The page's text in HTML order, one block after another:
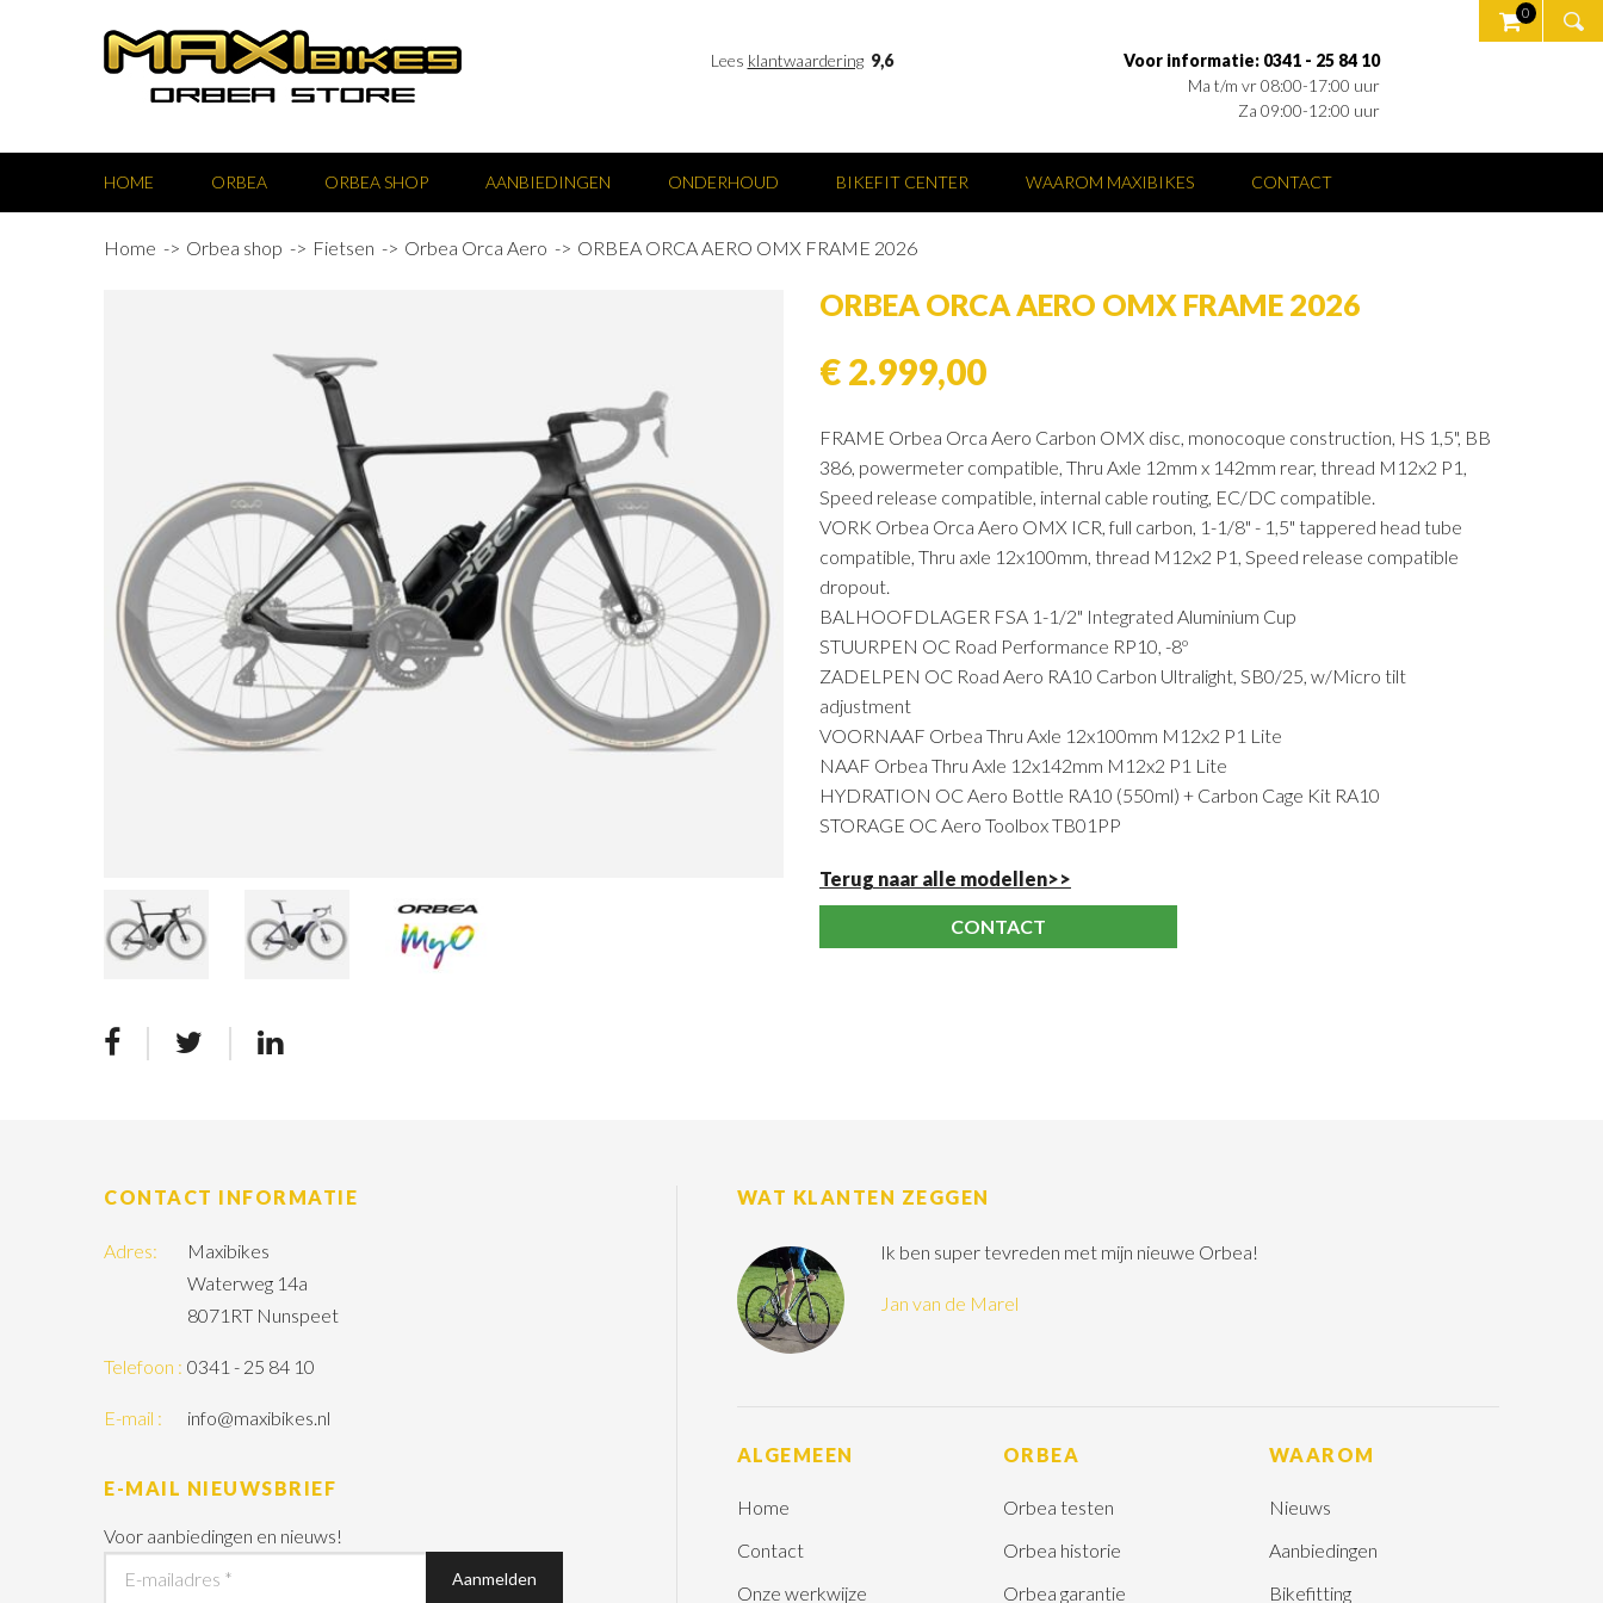
Lees klantwaardering 9,6
Voor informatie: 0341 - 25 84 10
Ma t/m vr 08:00-17:00 uur
Za 09:00-12:00 uur
0
HOME ORBEA ORBEA SHOP AANBIEDINGEN ONDERHOUD BIKEFIT CENTER WAAROM MAXIBIKES CONTACT
Home Orbea shop Fietsen Orbea Orca Aero ORBEA ORCA AERO OMX FRAME 2026
ORBEA ORCA AERO OMX FRAME 2026
€ 2.999,00
FRAME Orbea Orca Aero Carbon OMX disc, monocoque construction, HS 1,5", BB
386, powermeter compatible, Thru Axle 12mm x 142mm rear, thread M12x2 P1,
Speed release compatible, internal cable routing, EC/DC compatible.
VORK Orbea Orca Aero OMX ICR, full carbon, 1-1/8" - 1,5" tappered head tube
compatible, Thru axle 12x100mm, thread M12x2 P1, Speed release compatible
dropout.
BALHOOFDLAGER FSA 1-1/2" Integrated Aluminium Cup
STUURPEN OC Road Performance RP10, -8º
ZADELPEN OC Road Aero RA10 Carbon Ultralight, SB0/25, w/Micro tilt
adjustment
VOORNAAF Orbea Thru Axle 12x100mm M12x2 P1 Lite
NAAF Orbea Thru Axle 12x142mm M12x2 P1 Lite
HYDRATION OC Aero Bottle RA10 (550ml) + Carbon Cage Kit RA10
STORAGE OC Aero Toolbox TB01PP
Terug naar alle modellen>>
CONTACT
CONTACT INFORMATIE
Adres:
Maxibikes
Waterweg 14a
8071RT Nunspeet
Telefoon : 0341 - 25 84 10
E-mail : info@maxibikes.nl
E-MAIL NIEUWSBRIEF
Voor aanbiedingen en nieuws!
WAT KLANTEN ZEGGEN
Ik ben super tevreden met mijn nieuwe Orbea!
Jan van de Marel
ALGEMEEN
Home
Contact
Onze werkwijze
ORBEA
Orbea testen
Orbea historie
Orbea garantie
WAAROM
Nieuws
Aanbiedingen
Bikefitting